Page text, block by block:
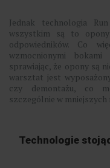
Jednak technologia
wszystkim są to
odpowiedników. Co
wzmocnionymi
sprawiając, że opony są
warsztat jest
czy demontażu, co
szczególnie w mniejszych
Technologie